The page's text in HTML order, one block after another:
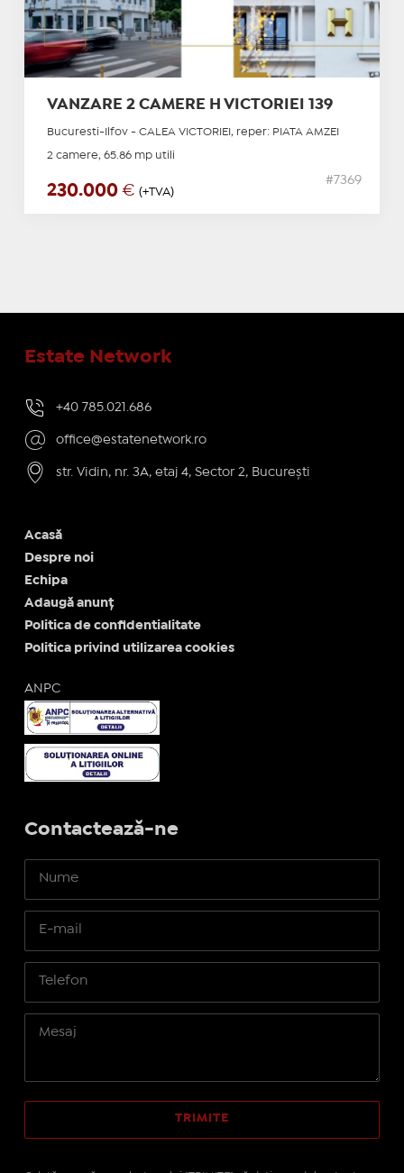
VANZARE 2 CAMERE H VICTORIEI 139
Bucuresti-Ilfov - CALEA VICTORIEI, reper: PIATA AMZEI
2 camere, 65.86 mp utili
230.000 € (+TVA)
#7369
Estate Network
+40 785.021.686
office@estatenetwork.ro
str. Vidin, nr. 3A, etaj 4, Sector 2, București
Acasă
Despre noi
Echipa
Adaugă anunț
Politica de confidentialitate
Politica privind utilizarea cookies
ANPC
Contactează-ne